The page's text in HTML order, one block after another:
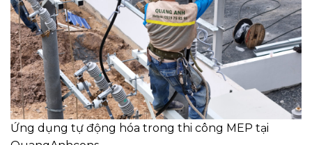
Ứng dụng tự động hóa trong thi công MEP tại